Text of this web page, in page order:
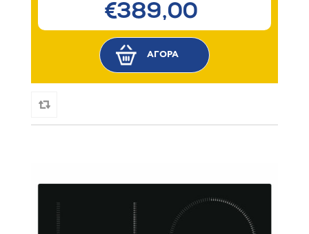
€389,00